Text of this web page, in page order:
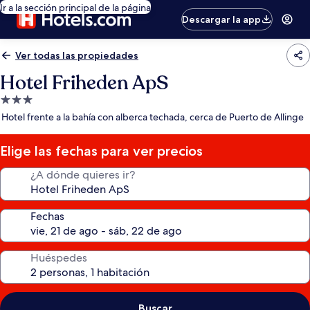
Ir a la sección principal de la página
Descargar la app
Ver todas las propiedades
Hotel Friheden ApS
Propiedad
de
estrellas
Hotel frente a la bahía con alberca techada, cerca de Puerto de Allinge
Elige las fechas para ver precios
¿A dónde quieres ir?
Fechas
Huéspedes